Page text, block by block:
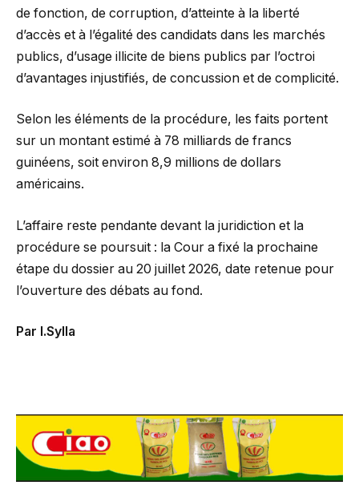
de fonction, de corruption, d’atteinte à la liberté
d’accès et à l’égalité des candidats dans les marchés
publics, d’usage illicite de biens publics par l’octroi
d’avantages injustifiés, de concussion et de complicité.
Selon les éléments de la procédure, les faits portent
sur un montant estimé à 78 milliards de francs
guinéens, soit environ 8,9 millions de dollars
américains.
L’affaire reste pendante devant la juridiction et la
procédure se poursuit : la Cour a fixé la prochaine
étape du dossier au 20 juillet 2026, date retenue pour
l’ouverture des débats au fond.
Par I.Sylla